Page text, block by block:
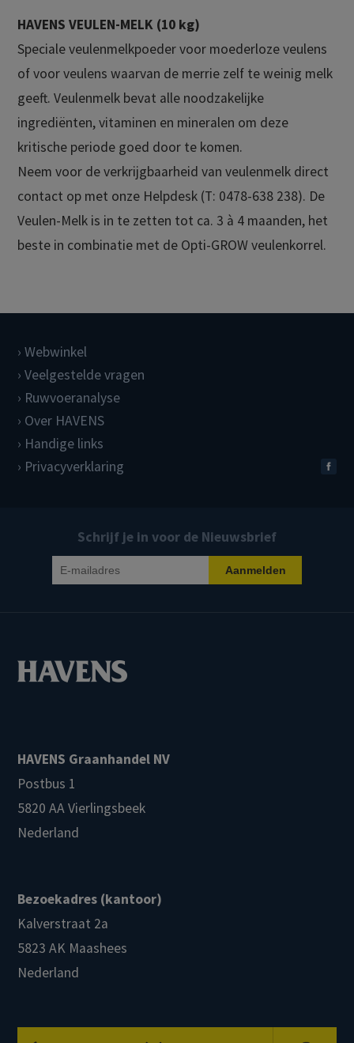
HAVENS VEULEN-MELK (10 kg)
Speciale veulenmelkpoeder voor moederloze veulens
of voor veulens waarvan de merrie zelf te weinig melk
geeft. Veulenmelk bevat alle noodzakelijke
ingrediënten, vitaminen en mineralen om deze
kritische periode goed door te komen.
Neem voor de verkrijgbaarheid van veulenmelk direct
contact op met onze Helpdesk (T: 0478-638 238). De
Veulen-Melk is in te zetten tot ca. 3 à 4 maanden, het
beste in combinatie met de Opti-GROW veulenkorrel.
Webwinkel
Veelgestelde vragen
Ruwvoeranalyse
Over HAVENS
Handige links
Privacyverklaring
Schrijf je in voor de Nieuwsbrief
HAVENS Graanhandel NV
Postbus 1
5820 AA Vierlingsbeek
Nederland
Bezoekadres (kantoor)
Kalverstraat 2a
5823 AK Maashees
Nederland